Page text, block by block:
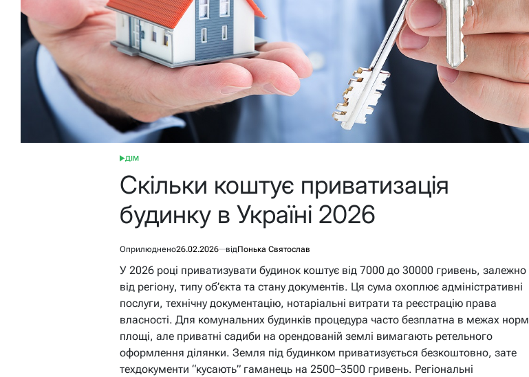
ОПУБЛІКУВАТИ
ДІМ
Скільки коштує приватизація
будинку в Україні 2026
Оприлюднено26.02.2026 відПонька Святослав
У 2026 році приватизувати будинок коштує від 7000 до 30000 гривень, залежно
від регіону, типу об’єкта та стану документів. Ця сума охоплює адміністративні
послуги, технічну документацію, нотаріальні витрати та реєстрацію права
власності. Для комунальних будинків процедура часто безплатна в межах норм
площі, але приватні садиби на орендованій землі вимагають ретельного
оформлення ділянки. Земля під будинком приватизується безкоштовно, зате
техдокументи “кусають” гаманець на 2500–3500 гривень. Регіональні